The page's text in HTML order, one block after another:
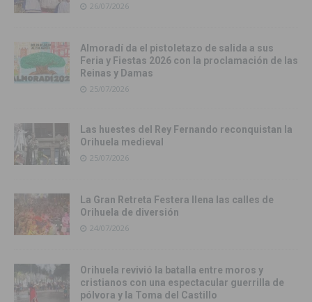
26/07/2026
Almoradí da el pistoletazo de salida a sus
Feria y Fiestas 2026 con la proclamación de las
Reinas y Damas
25/07/2026
Las huestes del Rey Fernando reconquistan la
Orihuela medieval
25/07/2026
La Gran Retreta Festera llena las calles de
Orihuela de diversión
24/07/2026
Orihuela revivió la batalla entre moros y
cristianos con una espectacular guerrilla de
pólvora y la Toma del Castillo